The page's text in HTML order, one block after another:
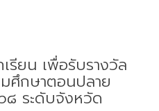
รียน เพื่อรับรางวัล
ศึกษาตอนปลาย
๘ ระดับจังหวัด